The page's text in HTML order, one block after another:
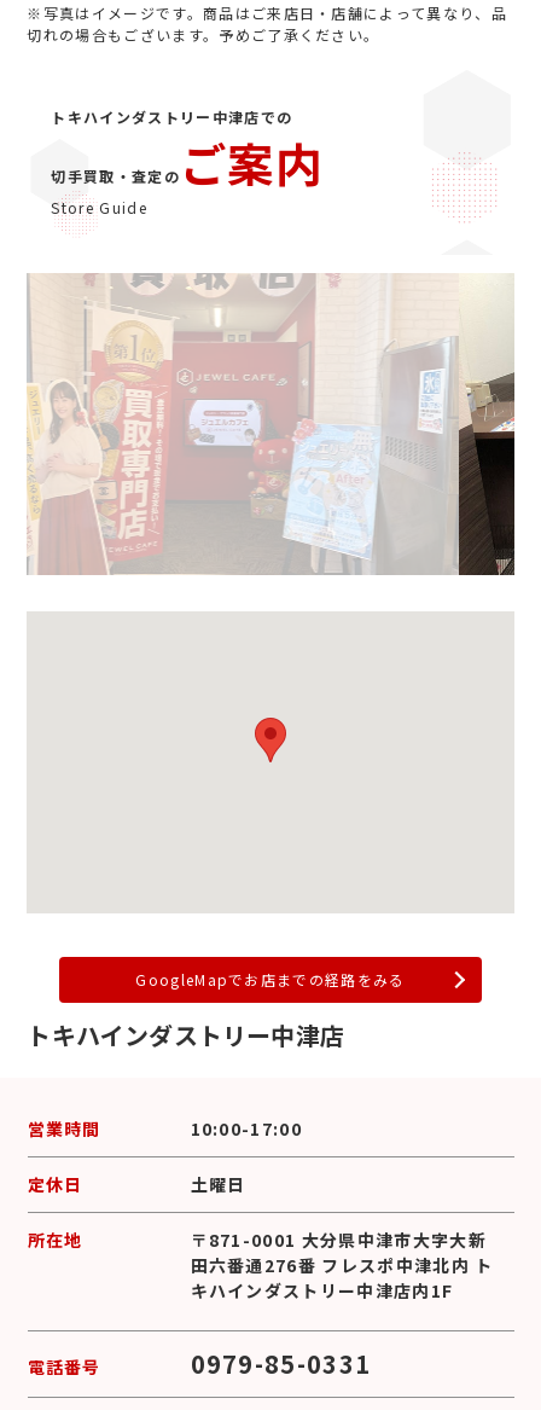
※写真はイメージです。商品はご来店日・店舗によって異なり、品
切れの場合もございます。予めご了承ください。
トキハインダストリー中津店での
切手買取・査定の ご案内
Store Guide
GoogleMapでお店までの経路をみる
トキハインダストリー中津店
営業時間 10:00-17:00
定休日 土曜日
所在地
〒871-0001 大分県中津市大字大新
田六番通276番 フレスポ中津北内 ト
キハインダストリー中津店内1F
電話番号 0979-85-0331